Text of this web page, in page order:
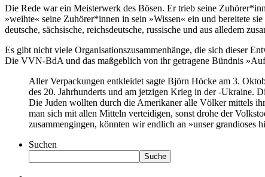
Die Rede war ein Meisterwerk des Bösen. Er trieb seine
»weihte« seine Zuhörer*innen in sein »Wissen« ein und bereitete
deutsche, sächsische, reichsdeutsche, russische und aus alledem
Es gibt nicht viele Organisationszusammenhänge, die sich dieser
Die VVN-BdA und das maßgeblich von ihr getragene Bündnis
Aller Verpackungen entkleidet sagte Björn Höcke am 3.
des 20. Jahrhunderts und am jetzigen Krieg in der -Ukraine.
Die Juden wollten durch die Amerikaner alle Völker mittels
man sich mit allen Mitteln verteidigen, sonst drohe der
zusammengingen, könnten wir endlich an »unser grandioses
Suchen
Suche